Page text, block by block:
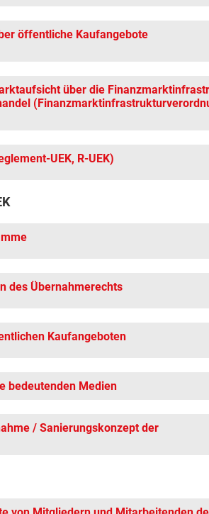
öffentliche Kaufangebote
über die
UEK, R-UEK)
des Übernahmerechts
Kaufangeboten
bedeutenden Medien
/ Sanierungskonzept der